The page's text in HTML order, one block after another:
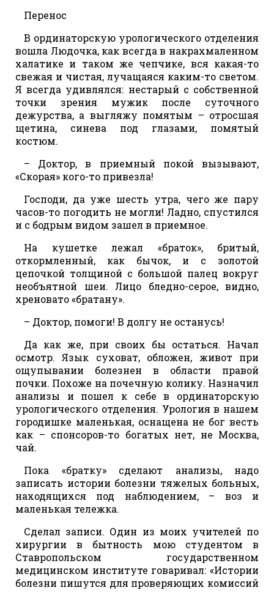
Перенос
В ординаторскую урологического отделения
вошла Людочка, как всегда в накрахмаленном
халатике и таком же чепчике, вся какая-то
свежая и чистая, лучащаяся каким-то светом.
Я всегда удивлялся: нестарый с собственной
точки зрения мужик после суточного
дежурства, а выгляжу помятым – отросшая
щетина, синева под глазами, помятый
костюм.
– Доктор, в приемный покой вызывают,
«Скорая» кого-то привезла!
Господи, да уже шесть утра, чего же пару
часов-то погодить не могли! Ладно, спустился
и с бодрым видом зашел в приемное.
На кушетке лежал «браток», бритый,
откормленный, как бычок, и с золотой
цепочкой толщиной с большой палец вокруг
необъятной шеи. Лицо бледно-серое, видно,
хреновато «братану».
– Доктор, помоги! В долгу не останусь!
Да как же, при своих бы остаться. Начал
осмотр. Язык суховат, обложен, живот при
ощупывании болезнен в области правой
почки. Похоже на почечную колику. Назначил
анализы и пошел к себе в ординаторскую
урологического отделения. Урология в нашем
городишке маленькая, оснащена не бог весть
как – спонсоров-то богатых нет, не Москва,
чай.
Пока «братку» сделают анализы, надо
записать истории болезни тяжелых больных,
находящихся под наблюдением, – воз и
маленькая тележка.
Сделал записи. Один из моих учителей по
хирургии в бытность мою студентом в
Ставропольском государственном
медицинском институте говаривал: «Истории
болезни пишутся для проверяющих комиссий